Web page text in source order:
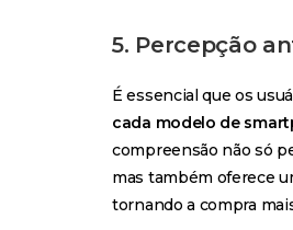
5. Percepção
É essencial que os
cada modelo de
compreensão não só
mas também oferece
tornando a compra